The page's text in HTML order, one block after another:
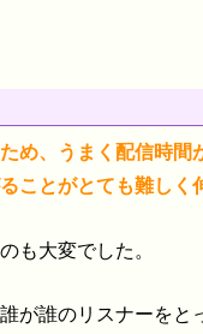
め、うまく配信時間
ことがとても難しく
も大変でした。
が誰のリスナーをと